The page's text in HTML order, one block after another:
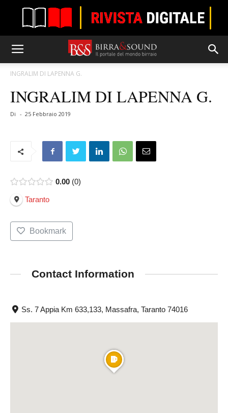
INGRALIM DI LAPENNA G.
INGRALIM DI LAPENNA G.
Di - 25 Febbraio 2019
0.00 0
Taranto
Bookmark
Contact Information
Ss. 7 Appia Km 633,133, Massafra, Taranto 74016